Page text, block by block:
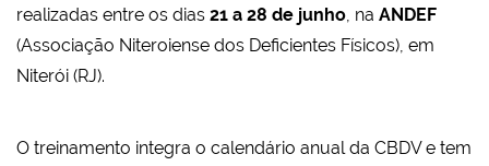
realizadas entre os dias 21 a 28 de junho, na ANDEF
(Associação Niteroiense dos Deficientes Físicos), em
Niterói (RJ).
O treinamento integra o calendário anual da CBDV e tem